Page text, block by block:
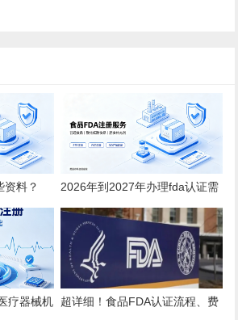
资料？
2026年到2027年办理fda认证需
要多少钱？
疗器械机
超详细！食品FDA认证流程、费